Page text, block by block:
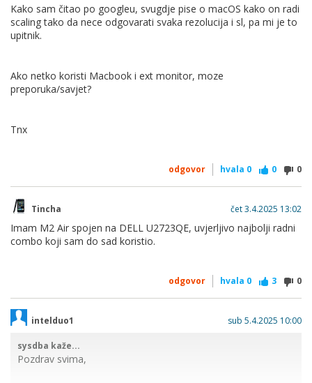
Kako sam čitao po googleu, svugdje pise o macOS kako on radi
scaling tako da nece odgovarati svaka rezolucija i sl, pa mi je to
upitnik.
Ako netko koristi Macbook i ext monitor, moze
preporuka/savjet?
Tnx
odgovor hvala 0 0 0
Tincha čet 3.4.2025 13:02
Imam M2 Air spojen na DELL U2723QE, uvjerljivo najbolji radni
combo koji sam do sad koristio.
odgovor hvala 0 3 0
intelduo1 sub 5.4.2025 10:00
sysdba kaže...
Pozdrav svima,